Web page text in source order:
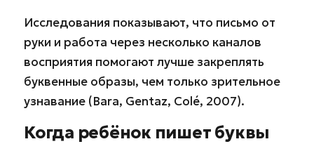
Исследования показывают, что письмо от
руки и работа через несколько каналов
восприятия помогают лучше закреплять
буквенные образы, чем только зрительное
узнавание (Bara, Gentaz, Colé, 2007).
Когда ребёнок пишет буквы